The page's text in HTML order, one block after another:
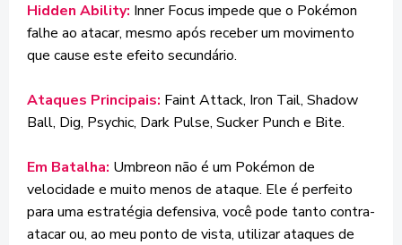
Hidden Ability: Inner Focus impede que o Pokémon
falhe ao atacar, mesmo após receber um movimento
que cause este efeito secundário.
Ataques Principais: Faint Attack, Iron Tail, Shadow
Ball, Dig, Psychic, Dark Pulse, Sucker Punch e Bite.
Em Batalha: Umbreon não é um Pokémon de
velocidade e muito menos de ataque. Ele é perfeito
para uma estratégia defensiva, você pode tanto contra-
atacar ou, ao meu ponto de vista, utilizar ataques de